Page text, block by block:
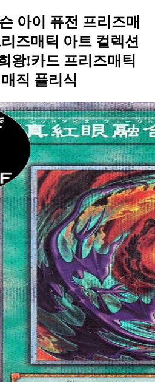
아이 퓨전 프리즈매
즈매틱 아트 컬렉션
왕!카드 프리즈매틱
직 풀리식